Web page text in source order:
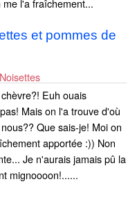
l'a fraîchement...
et pommes de
Euh ouais
Mais on l'a trouve d'où
Que sais-je! Moi on
apportée :)) Non
Je n'aurais jamais pû la
mignoooon!......